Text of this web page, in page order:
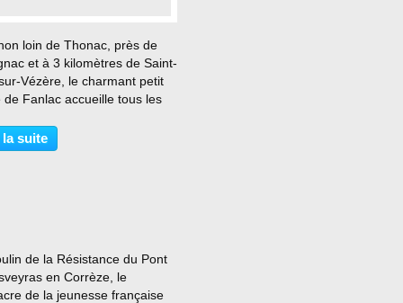
loin de Thonac, près de
et à 3 kilomètres de Saint-
Vézère, le charmant petit
de Fanlac accueille tous les
périgourdins. Connu
le village du célèbre
la suite
de la Résistance du Pont
en Corrèze, le
de la jeunesse française